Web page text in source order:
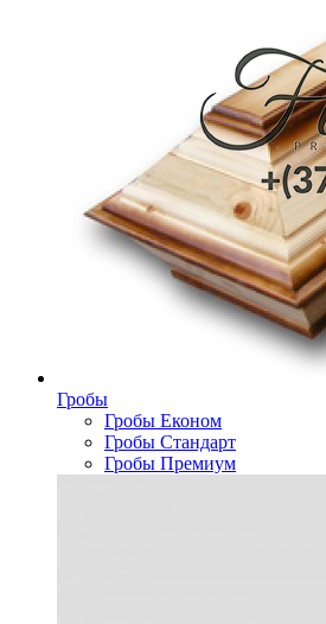
Гробы
Гробы Економ
Гробы Стандарт
Гробы Премиум